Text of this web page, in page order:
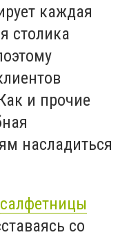
каждая
столика
и прочие
насладиться
салфетницы
со